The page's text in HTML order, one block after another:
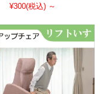
¥300(税込) ～